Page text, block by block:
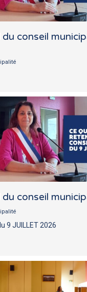
du conseil
du conseil
9 JUILLET 2026